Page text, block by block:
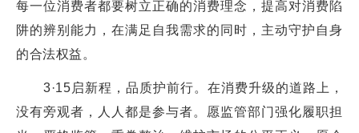
每一位消费者都要树立正确的消费理念，提高对消费陷
阱的辨别能力，在满足自我需求的同时，主动守护自身
的合法权益。
3·15启新程，品质护前行。在消费升级的道路上，
没有旁观者，人人都是参与者。愿监管部门强化履职担